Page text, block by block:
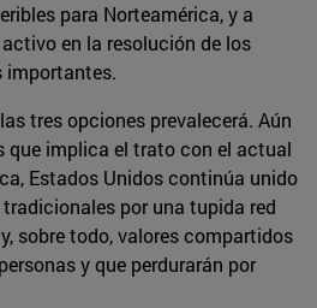
para Norteamérica, y a
en la resolución de los
importantes.
tres opciones prevalecerá. Aún
que implica el trato con el actual
Estados Unidos continúa unido
por una tupida red
sobre todo, valores compartidos
y que perdurarán por